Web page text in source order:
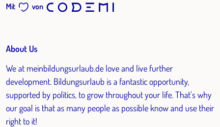
Mit von
About Us
We at meinbildungsurlaub.de love and live further
development. Bildungsurlaub is a fantastic opportunity,
supported by politics, to grow throughout your life. That's why
our goal is that as many people as possible know and use their
right to it!